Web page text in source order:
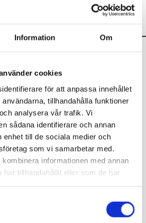
Information Om
cookies
för att anpassa innehållet
tillhandahålla funktioner
analysera vår trafik. Vi
sådana identifierare och annan
enhet till de sociala medier och
som vi samarbetar med.
informationen med annan
har tillhandahållit eller som de har
dagvårdsenheterna eller alternativt
hemsida.
barnets vårdtider i
i första han elektroniskt via CGI Vesa.
även ledigheter. Bemanningen på
de meddelade vårdtiderna för att
verksamheten. Regelbundna tider kan
i förväg.
frånvarande, ledig och
markeringen används när ett barn är
(t.ex. under lov som